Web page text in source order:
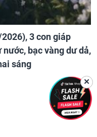
3 con giáp
bạc vàng dư dả,
sáng
✕